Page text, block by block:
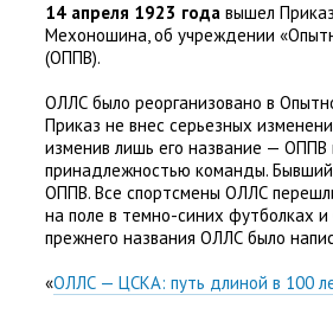
14 апреля 1923 года вышел
Мехоношина, об учреждении «
(ОППВ).
ОЛЛС было реорганизовано в
Приказ не внес серьезных
изменив лишь его название —
принадлежностью команды.
ОППВ. Все спортсмены ОЛЛС
на поле в темно-синих футболках
прежнего названия ОЛЛС было
«ОЛЛС — ЦСКА: путь длиной в 100